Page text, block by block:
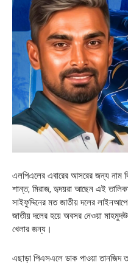
এলপিএলের এবারের আসরের জন্য নাম
শান্ত, মিরাজ, হৃদয়রা আছেন এই
সাইফুদ্দিনের মত জাতীয় দলের
জাতীয় দলের হয়ে অবসর নেওয়া
খেলার জন্য।
এছাড়া পিএসএলে ডাক পাওয়া তানজিদ